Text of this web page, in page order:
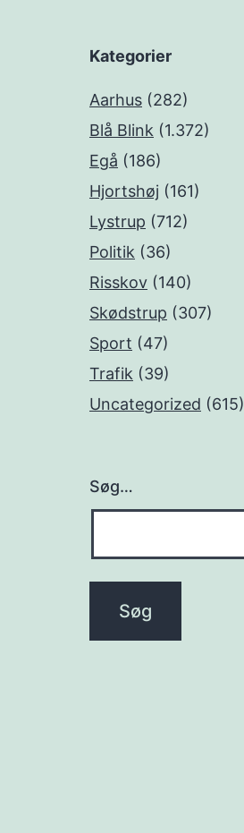
Kategorier
Aarhus (282)
Blå Blink (1.372)
Egå (186)
Hjortshøj (161)
Lystrup (712)
Politik (36)
Risskov (140)
Skødstrup (307)
Sport (47)
Trafik (39)
Uncategorized (615)
Søg…